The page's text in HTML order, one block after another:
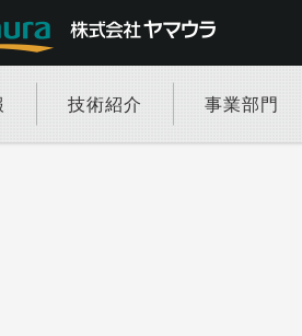
技術紹介 事業部門